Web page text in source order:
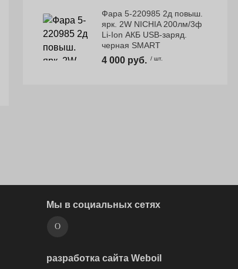
Фара 5-220985 2д повыш.
ярк. 2W NICHIA 200лм/3ф
Li-Ion АКБ USB-заряд.
черная SMART
4 000 руб. / шт.
Мы в социальных сетях
разработка сайта Weboil